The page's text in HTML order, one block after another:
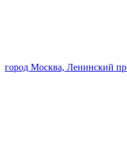
город Москва, Ленинский